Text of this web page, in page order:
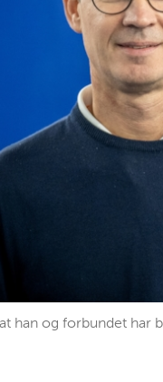
han og forbundet